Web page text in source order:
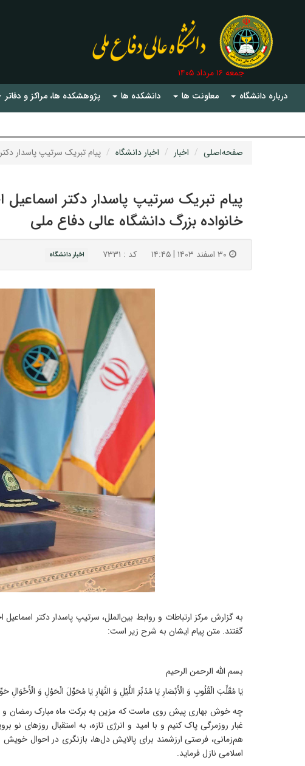
درباره دانشگاه معاونت ها دانشکده ها پژوهشکده ها، مراکز و دفاتر
جمعه ۱۶ مرداد ۱۴۰۵
صفحه‌اصلی اخبار اخبار دانشگاه پیام تبریک سرتیپ پاسدار دکتر اسماعیل
خانواده بزرگ دانشگاه عالی دفاع ملی
کد : ۷۳۳۱ اخبار دانشگاه
گفتند. متن پیام ایشان به شرح زیر است:
بسم الله الرحمن الرحیم
یَا مُقَلِّبَ الْقُلُوبِ وَ الْأَبْصَارِ یَا مُدَبِّرَ اللَّیْلِ وَ النَّهَارِ یَا مُحَوِّلَ الْحَوْلِ وَ
چه خوش بهاری پیش روی ماست که مزین به برکت ماه مبارک رمضان و
غبار روزمرگی پاک کنیم و با امید و انرژی تازه، به استقبال
هم‌زمانی، فرصتی ارزشمند برای پالایش دل‌ها، بازنگری در احوال
اسلامی نازل فرماید.